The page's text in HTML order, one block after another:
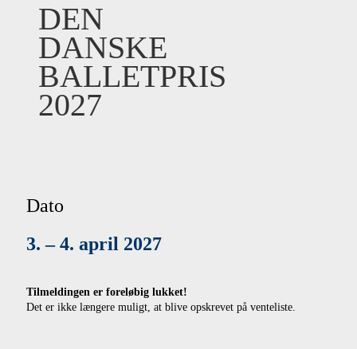
DEN
DANSKE
BALLETPRIS
2027
Dato
3. – 4. april 2027
Tilmeldingen er foreløbig lukket!
Det er ikke længere muligt, at blive opskrevet på venteliste.